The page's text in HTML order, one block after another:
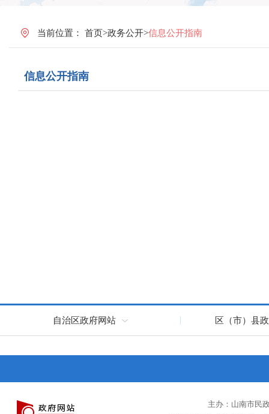
当前位置： 首页>政务公开>信息公开指南
信息公开指南
自治区政府网站 区（市）县
主办：山南市民